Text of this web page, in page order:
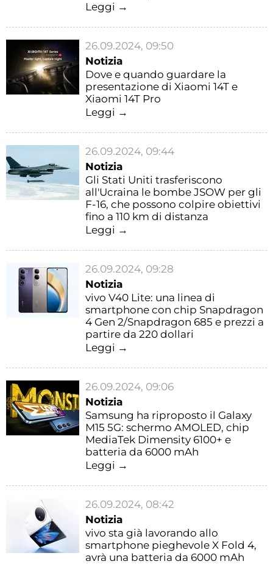
Leggi →
26.09.2024, 09:50
Notizia
Dove e quando guardare la
presentazione di Xiaomi 14T e
Xiaomi 14T Pro
Leggi →
26.09.2024, 09:44
Notizia
Gli Stati Uniti trasferiscono
all'Ucraina le bombe JSOW per gli
F-16, che possono colpire obiettivi
fino a 110 km di distanza
Leggi →
26.09.2024, 09:28
Notizia
vivo V40 Lite: una linea di
smartphone con chip Snapdragon
4 Gen 2/Snapdragon 685 e prezzi a
partire da 220 dollari
Leggi →
26.09.2024, 09:06
Notizia
Samsung ha riproposto il Galaxy
M15 5G: schermo AMOLED, chip
MediaTek Dimensity 6100+ e
batteria da 6000 mAh
Leggi →
26.09.2024, 08:42
Notizia
vivo sta già lavorando allo
smartphone pieghevole X Fold 4,
avrà una batteria da 6000 mAh